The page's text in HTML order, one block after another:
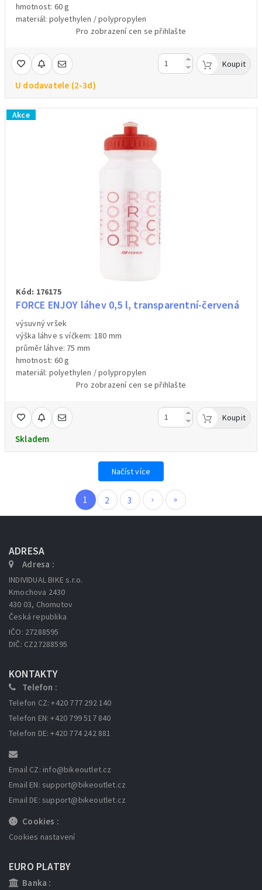
hmotnost: 60 g
materiál: polyethylen / polypropylen
Pro zobrazení cen se přihlašte
U dodavatele (2-3d)
Koupit
Akce
Kód: 176175
FORCE ENJOY láhev 0,5 l, transparentní-červená
výsuvný vršek
výška láhve s víčkem: 180 mm
průměr láhve: 75 mm
hmotnost: 60 g
materiál: polyethylen / polypropylen
Pro zobrazení cen se přihlašte
Skladem
Koupit
Načíst více
1 2 3 › »
ADRESA
Adresa :
INDIVIDUAL BIKE s.r.o.
Kmochova 2430
430 03, Chomutov
Česká republika
IČO: 27288595
DIČ: CZ27288595
KONTAKTY
Telefon :
Telefon CZ: +420 777 292 140
Telefon EN: +420 799 517 840
Telefon DE: +420 774 242 881
Email CZ: info@bikeoutlet.cz
Email EN: support@bikeoutlet.cz
Email DE: support@bikeoutlet.cz
Cookies :
Cookies nastavení
EURO PLATBY
Banka :